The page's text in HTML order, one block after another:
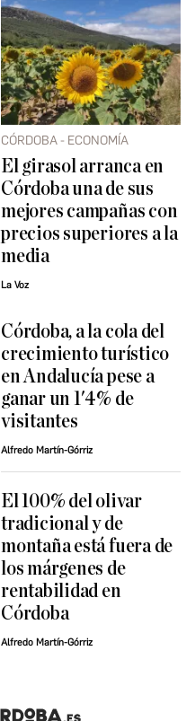
CÓRDOBA - ECONOMÍA
El girasol arranca en
Córdoba una de sus
mejores campañas con
precios superiores a la
media
La Voz
Córdoba, a la cola del
crecimiento turístico
en Andalucía pese a
ganar un 1'4% de
visitantes
Alfredo Martín-Górriz
El 100% del olivar
tradicional y de
montaña está fuera de
los márgenes de
rentabilidad en
Córdoba
Alfredo Martín-Górriz